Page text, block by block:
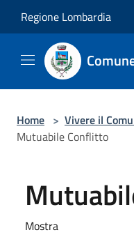
Regione Lombardia
Home > Vivere il
Mutuabile Conflitto
Mostra